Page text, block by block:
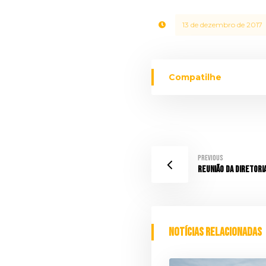
13 de dezembro de 2017
Previous
Reunião da
Notícias relacionadas